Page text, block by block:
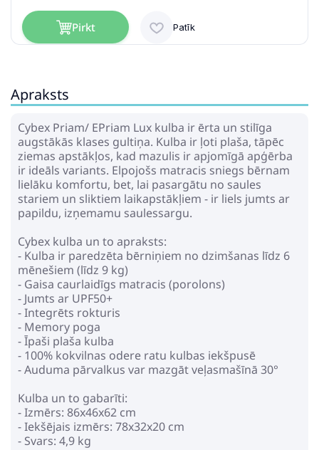
Pirkt Patīk
Rebellious Ratu kulba
301.99€ 347.99€
Pirkt Patīk
Leclerc Baby Black Ratiņu kulba
216.99€ 260.99€
Pirkt
137.89€
Apraksts
Cybex Priam/ EPriam Lux kulba ir ērta un stilīga
augstākās klases gultiņa. Kulba ir ļoti plaša, tāpēc
ziemas apstākļos, kad mazulis ir apjomīgā apģērba
ir ideāls variants. Elpojošs matracis sniegs bērnam
lielāku komfortu, bet, lai pasargātu no saules
stariem un sliktiem laikapstākļiem - ir liels jumts ar
papildu, izņemamu saulessargu.
Cybex kulba un to apraksts:
- Kulba ir paredzēta bērniņiem no dzimšanas līdz 6
mēnešiem (līdz 9 kg)
- Gaisa caurlaidīgs matracis (porolons)
- Jumts ar UPF50+
- Integrēts rokturis
- Memory poga
- Īpaši plaša kulba
- 100% kokvilnas odere ratu kulbas iekšpusē
- Auduma pārvalkus var mazgāt veļasmašīnā 30°
Kulba un to gabarīti:
- Izmērs: 86x46x62 cm
- Iekšējais izmērs: 78x32x20 cm
- Svars: 4,9 kg